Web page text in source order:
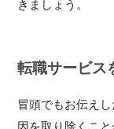
きましょう。
転職サービス
冒頭でもお伝え